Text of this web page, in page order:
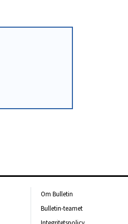
Om Bulletin
Bulletin-teamet